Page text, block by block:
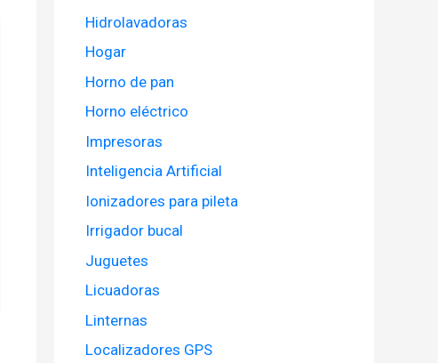
Hidrolavadoras
Hogar
Horno de pan
Horno eléctrico
Impresoras
Inteligencia Artificial
Ionizadores para pileta
Irrigador bucal
Juguetes
Licuadoras
Linternas
Localizadores GPS